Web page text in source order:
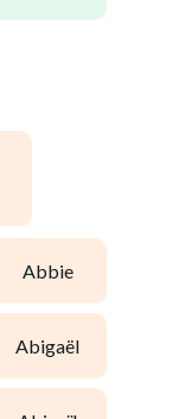
abbie
abigaël